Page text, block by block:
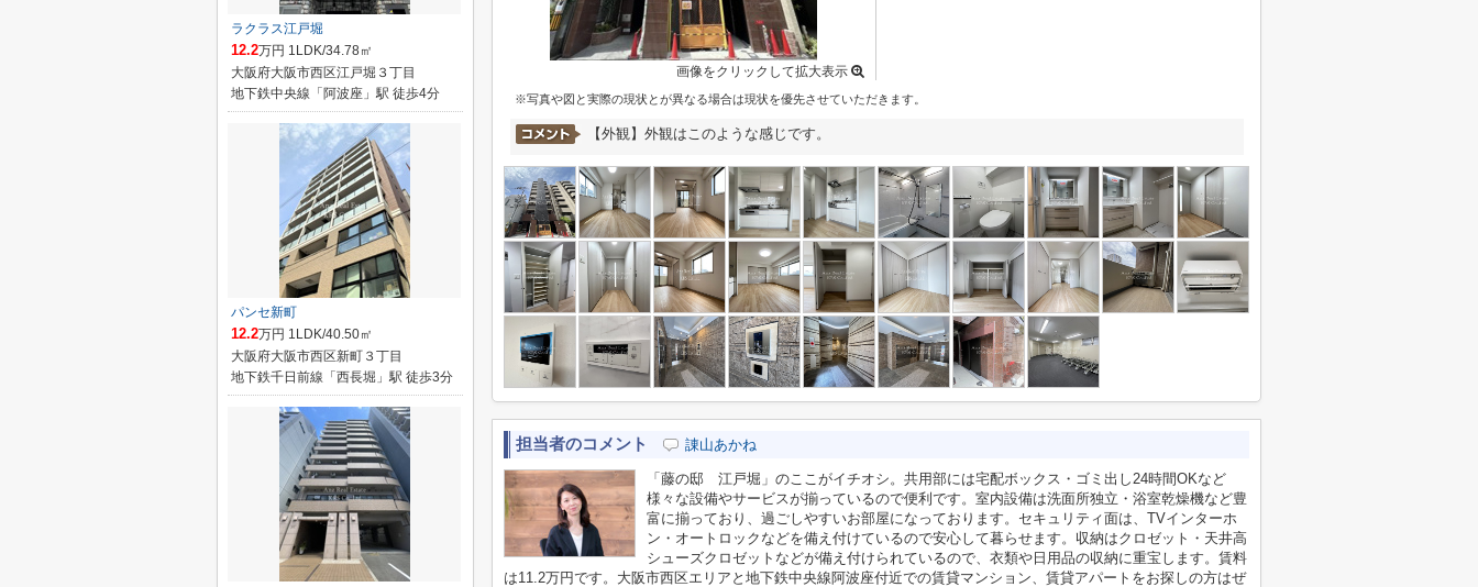
画像をクリックして拡大表示
※写真や図と実際の現状とが異なる場合は現状を優先させていただきます。
【外観】外観はこのような感じです。
担当者のコメント 諌山あかね
「藤の邸 江戸堀」のここがイチオシ。共用部には宅配ボックス・ゴミ出し24時間OKなど
様々な設備やサービスが揃っているので便利です。室内設備は洗面所独立・浴室乾燥機など豊
富に揃っており、過ごしやすいお部屋になっております。セキュリティ面は、TVインターホ
ン・オートロックなどを備え付けているので安心して暮らせます。収納はクロゼット・天井高
シューズクロゼットなどが備え付けられているので、衣類や日用品の収納に重宝します。賃料
は11.2万円です。大阪市西区エリアと地下鉄中央線阿波座付近での賃貸マンション、賃貸アパートをお探しの方はぜ
ラクラス江戸堀
12.2万円 1LDK/34.78㎡
大阪府大阪市西区江戸堀３丁目
地下鉄中央線「阿波座」駅 徒歩4分
パンセ新町
12.2万円 1LDK/40.50㎡
大阪府大阪市西区新町３丁目
地下鉄千日前線「西長堀」駅 徒歩3分